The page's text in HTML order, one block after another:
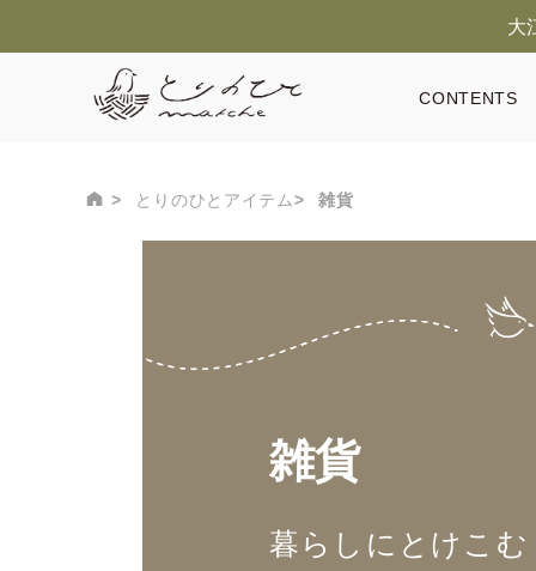
大
CONTENTS
とりのひとアイテム 雑貨
雑貨
暮らしにとけこむ